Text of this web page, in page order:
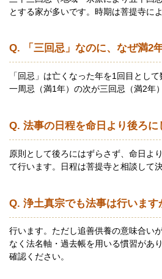
とする家が多いです。時期は菩提寺に
Q. 「三回忌」なのに、なぜ満2
「回忌」は亡くなった年を1回目とし
一周忌（満1年）の次が三回忌（満2年
Q. 法事の日程を命日より後ろに
原則として後ろにはずらさず、命日よ
て行います。日程は菩提寺と相談して決
Q. 浄土真宗でも法事は行います
行います。ただし追善供養の意味合い
なく法名軸・過去帳を用いる慣習があ
確認ください。